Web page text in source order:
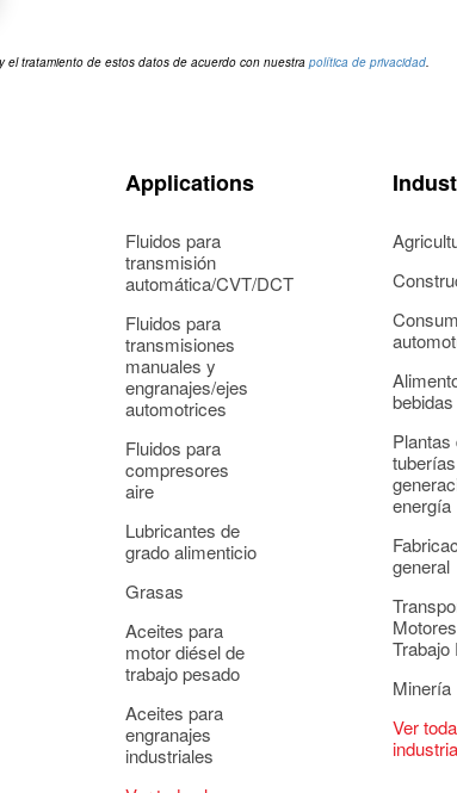
el tratamiento de estos datos de acuerdo con nuestra política de privacidad.
Applications
Fluidos para
transmisión
automática/CVT/DCT
Fluidos para
transmisiones
manuales y
engranajes/ejes
automotrices
Fluidos para
compresores
aire
Lubricantes de
grado alimenticio
Grasas
Aceites para
motor diésel de
trabajo pesado
Aceites para
engranajes
industriales
bebidas
Plantas
energía
general
Trabajo
Minería
Ver